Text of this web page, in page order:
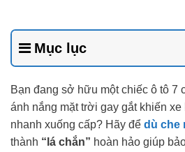
Mục lục
Bạn đang sở hữu một chiếc ô tô 7
ánh nắng mặt trời gay gắt khiến xe
nhanh xuống cấp? Hãy để dù che
thành “lá chắn” hoàn hảo giúp